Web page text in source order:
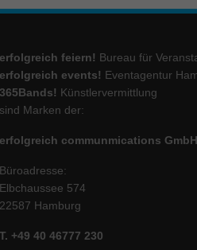
erfolgreich feiern! Bureau für
erfolgreich events! Eventagentur
365Bands! Künstlervermittlung
sind Marken der:
erfolgreich communmications GmbH
Büroadresse:
Elbchaussee 574
22587 Hamburg
T. +49 40 46777 230
Externe Medien